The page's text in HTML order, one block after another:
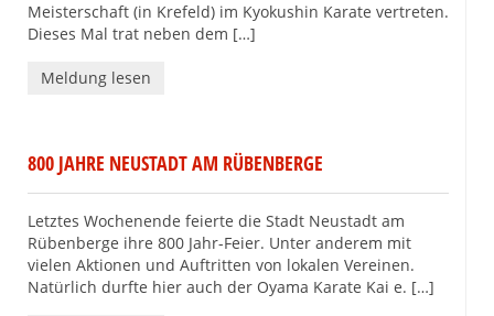
Meisterschaft (in Krefeld) im Kyokushin Karate vertreten.
Dieses Mal trat neben dem […]
Meldung lesen
800 JAHRE NEUSTADT AM RÜBENBERGE
Letztes Wochenende feierte die Stadt Neustadt am
Rübenberge ihre 800 Jahr-Feier. Unter anderem mit
vielen Aktionen und Auftritten von lokalen Vereinen.
Natürlich durfte hier auch der Oyama Karate Kai e. […]